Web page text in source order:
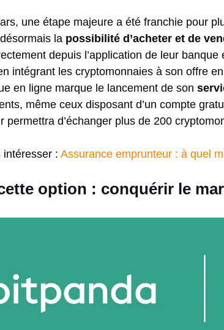
une étape majeure a été franchie pour
la possibilité d’acheter et de
depuis l’application de leur
intégrant les cryptomonnaies à son offre
en ligne marque le lancement de son
même ceux disposant d’un compte
permettra d’échanger plus de 200
intéresser : Assurance emprunteur : à quel
option : conquérir le